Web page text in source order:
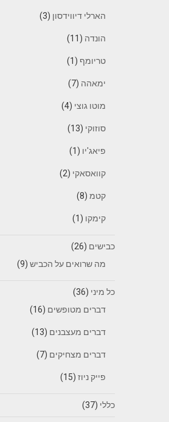
הארלי דיווידסון (3)
הונדה (11)
טריומף (1)
ימאהה (7)
מוטו גוצי (4)
סוזוקי (13)
פיאג'יו (1)
קוואסאקי (2)
קטמ(8)
קימקו (1)
כבישים (26)
מה שרואים על הכביש(9)
כל מיני (36)
דברים מטופשים (16)
דברים מעצבנים (13)
דברים מצחיקים (7)
פייק ניוז(15)
כללי (37)